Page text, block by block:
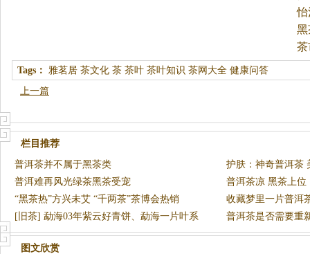
州
黑
Tags： 雅茗居 茶文化 茶 茶叶 茶叶知识 茶网大全 健康问答
上一篇
栏目推荐
普洱茶并不属于黑茶类
护肤：神奇普洱茶
普洱难再风光绿茶黑茶受宠
普洱茶凉 黑茶上位
“黑茶热”方兴未艾 “千两茶”茶博会热销
收藏梦里一片普洱
[旧茶] 勐海03年紫云好青饼、勐海一片叶系
列、99
普洱茶是否需要重
图文欣赏